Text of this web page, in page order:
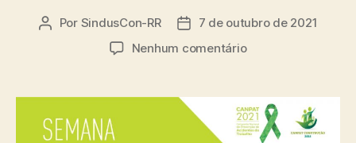
Autor
Por SindusCon-RR
Data7 de outubro de 2021
Nenhum comentárioem
Construção
2021
promove